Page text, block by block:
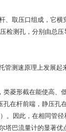
、取压口组成，它
检测孔，分别由总
管测速原理上发展起
菱形截在能使高、
孔在杆前端，静压
。
因此，在相同管
塔巴流量计的显著优